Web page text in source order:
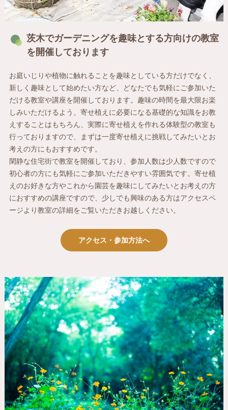
茨木でガーデニングを趣味とする方向けの教室
を開催しております
お庭いじりや植物に触れることを趣味としている方だけでなく、
新しく趣味として始めたい方など、どなたでも気軽にご参加いた
だける教室や講座を開催しております。趣味の時間を最大限お楽
しみいただけるよう、寄せ植えに必要になる基礎的な知識をお教
えすることはもちろん、実際に寄せ植えを作れる体験型の教室も
行っておりますので、まずは一度寄せ植えに挑戦してみたいとお
考えの方にもおすすめです。
閑静な住宅街で教室を開催しており、参加人数は少人数ですので
初心者の方にも気軽にご参加いただきやすい雰囲気です。寄せ植
えのお好きな方やこれから園芸を趣味にしてみたいとお考えの方
におすすめの講座ですので、少しでも興味のある方はアクセスペ
ージより教室の詳細をご覧いただきお越しください。
アクセス・参加方法へ